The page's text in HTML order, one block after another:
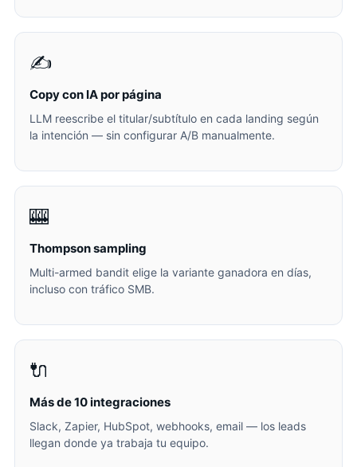
✍️
Copy con IA por página
LLM reescribe el titular/subtítulo en cada landing según
la intención — sin configurar A/B manualmente.
🎰
Thompson sampling
Multi-armed bandit elige la variante ganadora en días,
incluso con tráfico SMB.
🔌
Más de 10 integraciones
Slack, Zapier, HubSpot, webhooks, email — los leads
llegan donde ya trabaja tu equipo.